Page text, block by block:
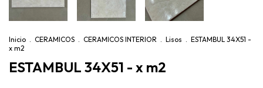
Inicio . CERAMICOS . CERAMICOS INTERIOR . Lisos . ESTAMBUL 34X51 -
x m2
ESTAMBUL 34X51 - x m2